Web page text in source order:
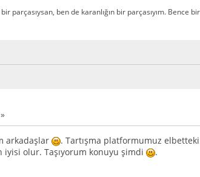
bir parçasıysan, ben de karanlığın bir parçasıyım.
arkadaşlar
. Tartışma platformumuz
olur. Taşıyorum konuyu şimdi
.